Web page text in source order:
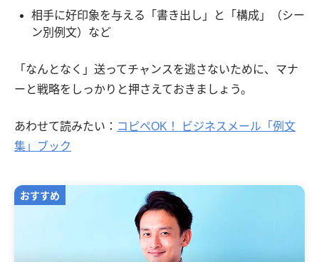
相手に好印象を与える「書き出し」と「構成」（シー
ン別例文）など
「なんとなく」送ってチャンスを逃さないために、マナ
ーと戦略をしっかりと押さえておきましょう。
あわせて読みたい： コピペOK！ ビジネスメール「例文
集」ブック